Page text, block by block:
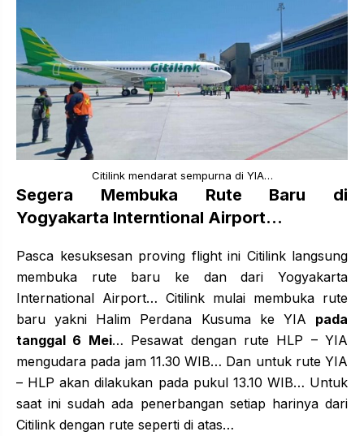
Citilink mendarat sempurna di YIA…
Segera Membuka Rute Baru di
Yogyakarta Interntional Airport…
Pasca kesuksesan proving flight ini Citilink langsung
membuka rute baru ke dan dari Yogyakarta
International Airport… Citilink mulai membuka rute
baru yakni Halim Perdana Kusuma ke YIA pada
tanggal 6 Mei… Pesawat dengan rute HLP – YIA
mengudara pada jam 11.30 WIB… Dan untuk rute YIA
– HLP akan dilakukan pada pukul 13.10 WIB… Untuk
saat ini sudah ada penerbangan setiap harinya dari
Citilink dengan rute seperti di atas…